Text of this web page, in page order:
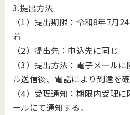
3.提出方法
（1）提出期限：令和8年7月
着
（2）提出先：申込先に同じ
（3）提出方法：電子メール
ル送信後、電話により到達を確
（4）受理通知：期限内受理
ールにて通知する。